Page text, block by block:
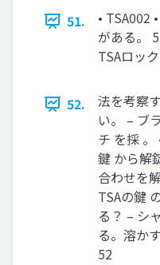
51.
• TSA002
がある。
TSAロック
52.
法を考察
い。 – ブ
チ を採 。
鍵 から解
合わせを
TSAの鍵
る？ – シ
る。溶か
52